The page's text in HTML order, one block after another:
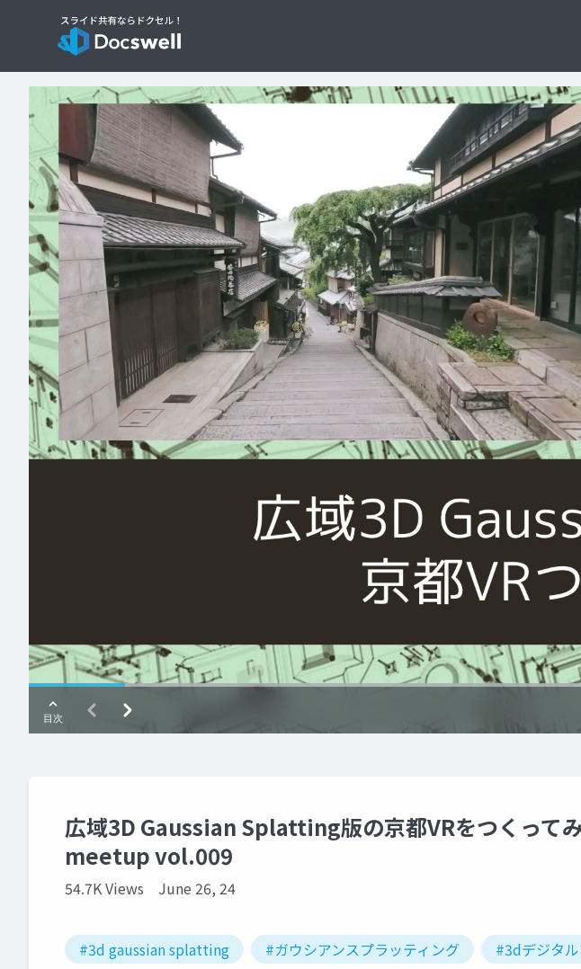
広域3D Gaussian Splatting版の京都VRをつくって
meetup vol.009
54.7K Views June 26, 24
#3d gaussian splatting #ガウシアンスプラッティング
#3dデジタ